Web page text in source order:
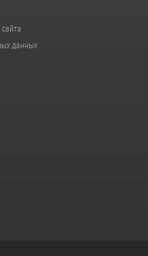
данных